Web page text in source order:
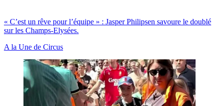
« C’est un rêve pour l’équipe » : Jasper Philipsen savoure le doublé
sur les Champs-Elysées.
A la Une de Circus